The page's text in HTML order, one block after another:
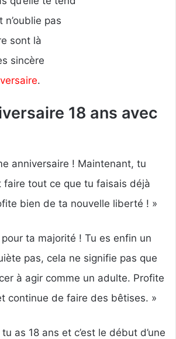
pas
sont là
sincère
.
18 ans avec
anniversaire ! Maintenant, tu
faire tout ce que tu faisais déjà
bien de ta nouvelle liberté ! »
ta majorité ! Tu es enfin un
pas, cela ne signifie pas que
à agir comme un adulte. Profite
continue de faire des bêtises. »
as 18 ans et c’est le début d’une